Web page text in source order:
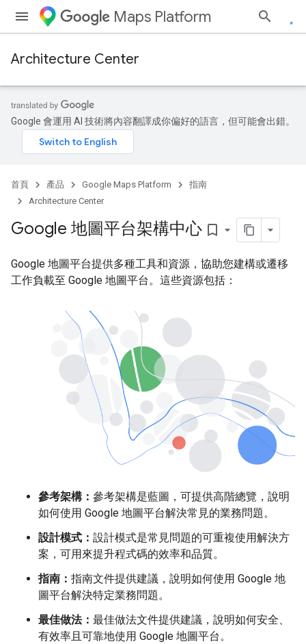
Maps Platform
Architecture Center
Google 會運用 AI 技術將內容翻譯成你偏好的語言，但可能會出錯。
首頁 產品 Google Maps Platform
指南
Architecture Center
Google 地圖平台架構中心 bookmark_border
Google 地圖平台提供多種工具和資源，協助您建構或遷移
工作負載至 Google 地圖平台。這些資源包括：
參考架構： 參考架構是藍圖，可提供高階總覽，說明
如何使用 Google 地圖平台解決常見的業務問題。
設計模式： 設計模式是常見問題的可重複使用解決方
案，可用來提升程式碼的效率和品質。
指南： 指南文件提供建議，說明如何使用 Google 地
圖平台解決特定業務問題。
最佳做法： 最佳做法文件提供建議，說明如何安全、
有效率且可靠地使用 Google 地圖平台。